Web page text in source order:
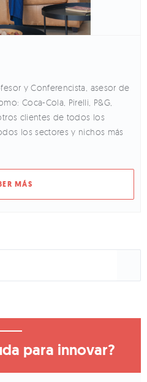
y Conferencista, asesor de
Coca-Cola, Pirelli, P&G,
clientes de todos los
los sectores y nichos más
MÁS
para innovar?